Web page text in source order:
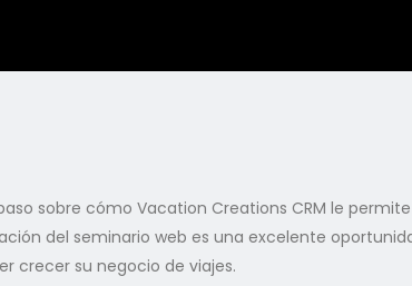
sobre cómo Vacation Creations CRM le
del seminario web es una excelente
crecer su negocio de viajes.